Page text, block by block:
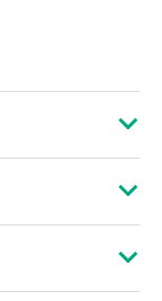
que
de